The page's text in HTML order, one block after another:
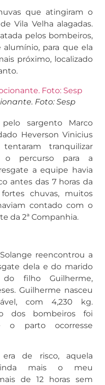
que atingiram o
Vila Velha alagadas.
pelos bombeiros,
para que ela
próximo, localizado
Foto: Sesp
sargento Marco
Heverson Vinicius
tranquilizar
o percurso para a
a equipe havia
antes das 7 horas da
chuvas, muitos
contado com o
da 2ª Companhia.
reencontrou a
dela e do marido
filho Guilherme,
Guilherme nasceu
com 4,230 kg.
dos bombeiros foi
o parto ocorresse
era de risco, aquela
mais o meu
de 12 horas sem